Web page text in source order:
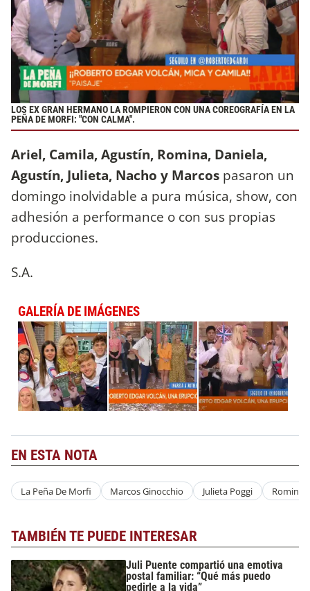
LOS EX GRAN HERMANO LA ROMPIERON CON UNA COREOGRAFÍA EN LA
PEÑA DE MORFI: "CON CALMA".
Ariel, Camila, Agustín, Romina, Daniela,
Agustín, Julieta, Nacho y Marcos pasaron un
domingo inolvidable a pura música, show, con
adhesión a performance o con sus propias
producciones.
S.A.
GALERÍA DE IMÁGENES
EN ESTA NOTA
La Peña De Morfi Marcos Ginocchio Julieta Poggi Romina
TAMBIÉN TE PUEDE INTERESAR
Juli Puente compartió una emotiva
postal familiar: “Qué más puedo
pedirle a la vida”